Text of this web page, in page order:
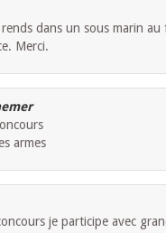
dans un sous marin au
Merci.
armes
je participe avec